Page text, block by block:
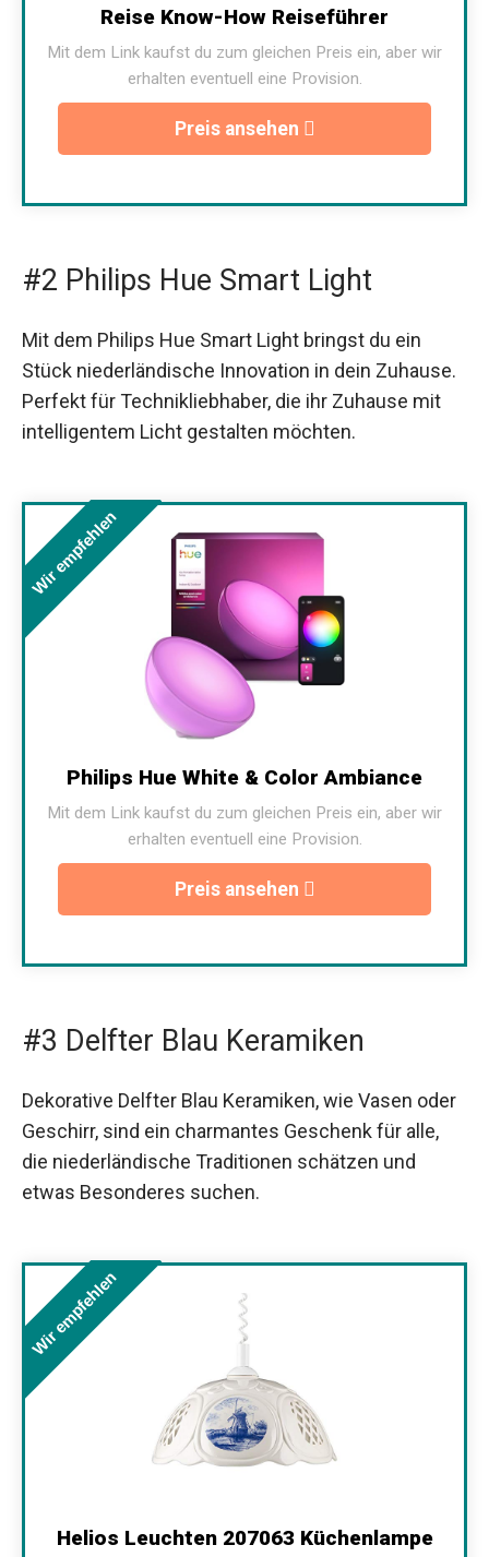
Reise Know-How Reiseführer
Mit dem Link kaufst du zum gleichen Preis ein, aber wir
erhalten eventuell eine Provision.
Preis ansehen
#2 Philips Hue Smart Light
Mit dem Philips Hue Smart Light bringst du ein
Stück niederländische Innovation in dein Zuhause.
Perfekt für Technikliebhaber, die ihr Zuhause mit
intelligentem Licht gestalten möchten.
Wir empfehlen
Philips Hue White & Color Ambiance
Mit dem Link kaufst du zum gleichen Preis ein, aber wir
erhalten eventuell eine Provision.
Preis ansehen
#3 Delfter Blau Keramiken
Dekorative Delfter Blau Keramiken, wie Vasen oder
Geschirr, sind ein charmantes Geschenk für alle,
die niederländische Traditionen schätzen und
etwas Besonderes suchen.
Wir empfehlen
Helios Leuchten 207063 Küchenlampe